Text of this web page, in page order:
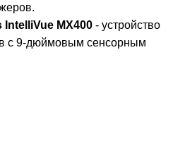
MX400 - устройство
с 9-дюймовым сенсорным